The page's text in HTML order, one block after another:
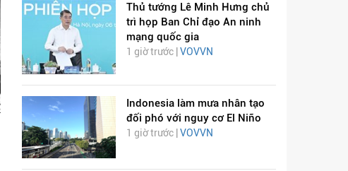
Thủ tướng Lê Minh Hưng chủ
trì họp Ban Chỉ đạo An ninh
mạng quốc gia
1 giờ trước | VOVVN
Indonesia làm mưa nhân tạo
đối phó với nguy cơ El Niño
1 giờ trước | VOVVN